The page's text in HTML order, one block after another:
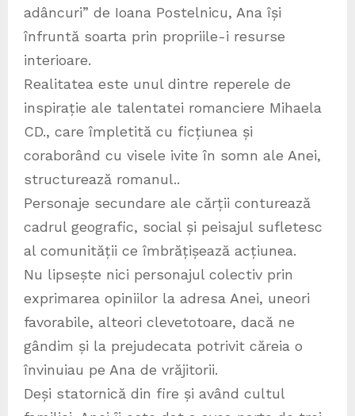
adâncuri” de Ioana Postelnicu, Ana își
înfruntă soarta prin propriile-i resurse
interioare.
Realitatea este unul dintre reperele de
inspirație ale talentatei romanciere Mihaela
CD., care împletită cu ficțiunea și
coraborând cu visele ivite în somn ale Anei,
structurează romanul..
Personaje secundare ale cărții conturează
cadrul geografic, social și peisajul sufletesc
al comunității ce îmbrățișează acțiunea.
Nu lipsește nici personajul colectiv prin
exprimarea opiniilor la adresa Anei, uneori
favorabile, alteori clevetotoare, dacă ne
gândim și la prejudecata potrivit căreia o
învinuiau pe Ana de vrăjitorii.
Deși statornică din fire și având cultul